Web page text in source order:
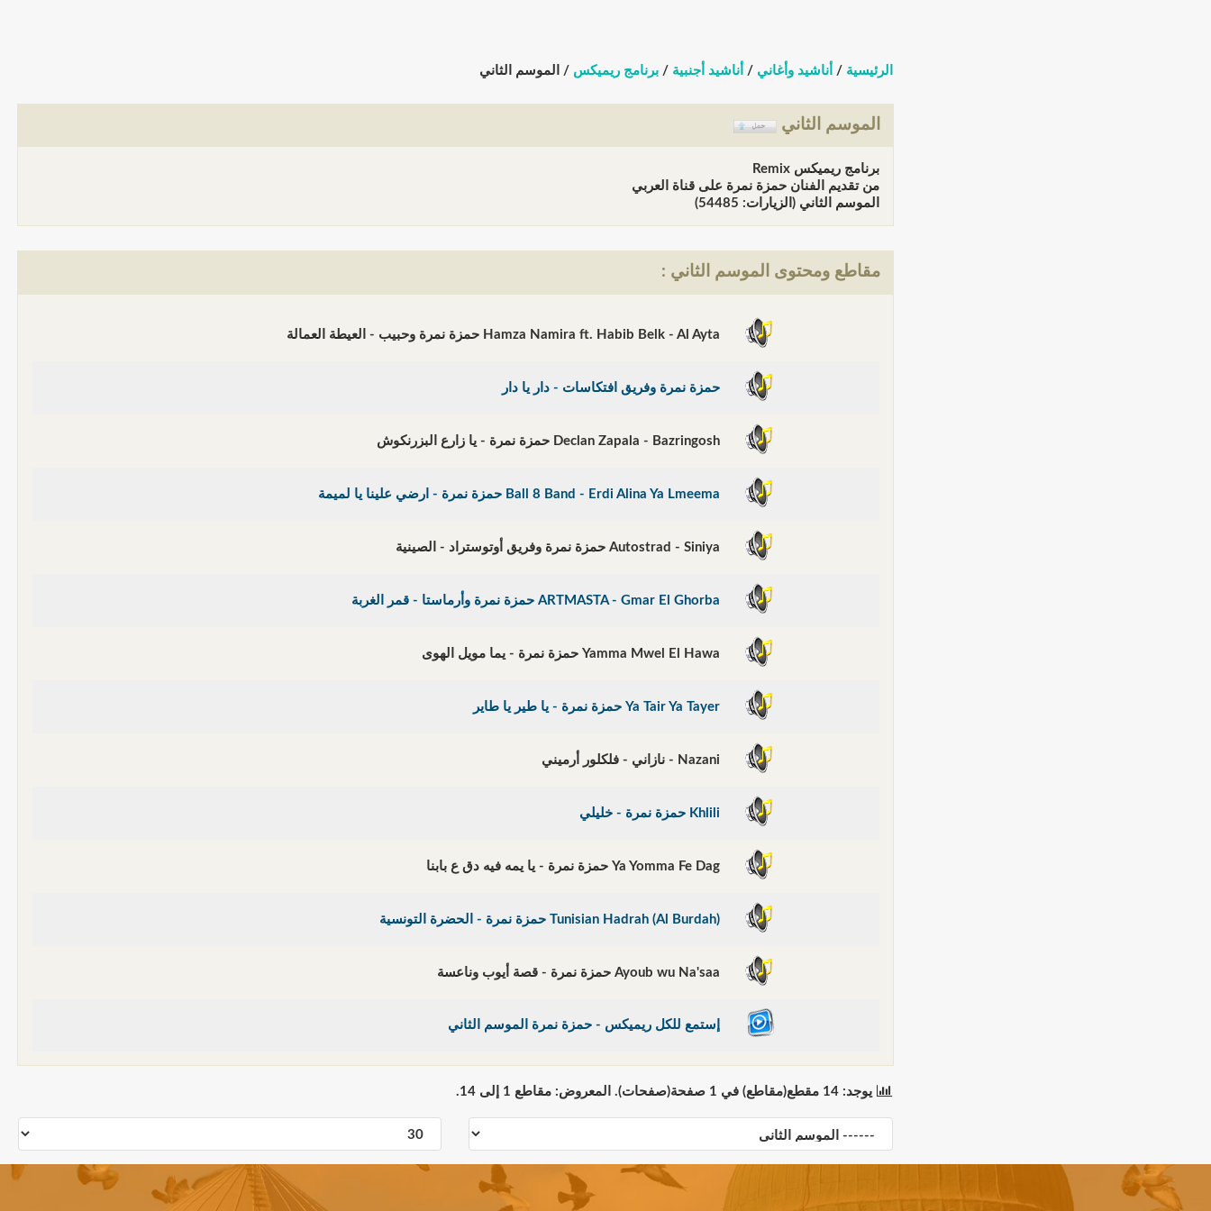
الرئيسية / أناشيد وأغاني / أناشيد أجنبية /برنامج ريميكس / الموسم الثاني
الموسم الثاني
برنامج ريميكس Remix
من تقديم الفنان حمزة نمرة على قناة العربي
الموسم الثاني (الزيارات: 54485)
مقاطع ومحتوى الموسم الثاني :
حمزة نمرة وفريق افتكاسات - دار يا دار
Declan Zapala - Bazringosh حمزة نمرة - يا زارع البزرنكوش
Ya Tair Ya Tayer حمزة نمرة - يا طير يا طاير
Ya Yomma Fe Dag حمزة نمرة - يا يمه فيه دق ع بابنا
Tunisian Hadrah (Al Burdah) حمزة نمرة - الحضرة التونسية
إستمع للكل ريميكس - حمزة نمرة الموسم الثاني
يوجد: 14 مقطع(مقاطع) في 1 صفحة(صفحات). المعروض: مقاطع 1 إلى 14.